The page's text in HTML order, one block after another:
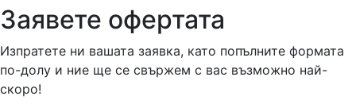
Заявете офертата
Изпратете ни вашата заявка, като попълните формата
по-долу и ние ще се свържем с вас възможно най-
скоро!